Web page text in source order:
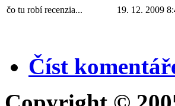
čo tu robí recenzia...
19. 12. 2009
Číst